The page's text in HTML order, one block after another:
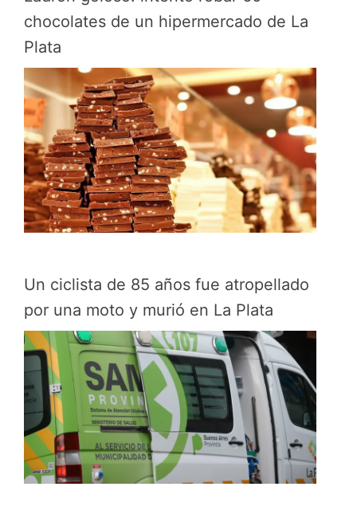
chocolates de un hipermercado de La
Plata
Un ciclista de 85 años fue atropellado
por una moto y murió en La Plata